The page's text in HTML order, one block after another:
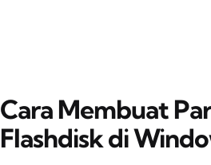
Cara Membuat
Flashdisk di